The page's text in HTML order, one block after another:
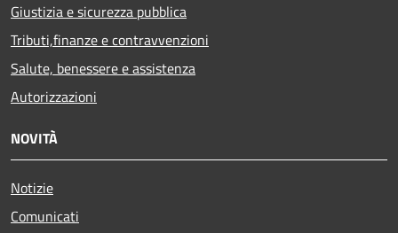
Giustizia e sicurezza pubblica
Tributi,finanze e contravvenzioni
Salute, benessere e assistenza
Autorizzazioni
NOVITÀ
Notizie
Comunicati